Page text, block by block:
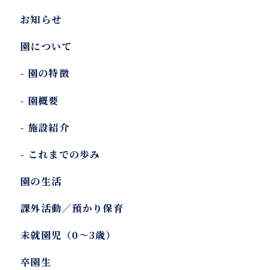
お知らせ
園について
- 園の特徴
- 園概要
- 施設紹介
- これまでの歩み
園の生活
課外活動／預かり保育
未就園児（0～3歳）
卒園生